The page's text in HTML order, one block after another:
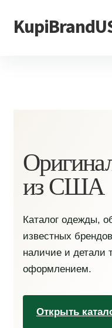
Перейти
к
Перейти
к
из США
Каталог одежды,
известных
наличие и детали
оформлением.
Открыть